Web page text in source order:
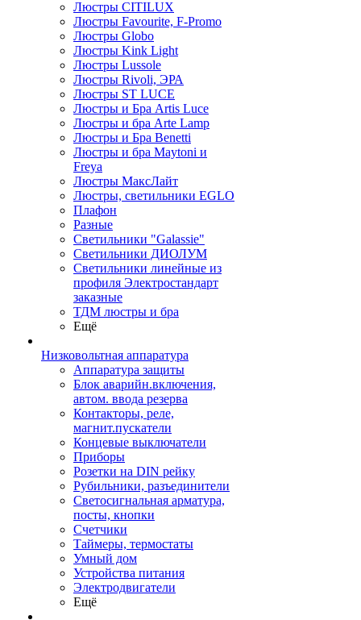
Люстры CITILUX
Люстры Favourite, F-Promo
Люстры Globo
Люстры Kink Light
Люстры Lussole
Люстры Rivoli, ЭРА
Люстры ST LUCE
Люстры и Бра Artis Luce
Люстры и бра Arte Lamp
Люстры и Бра Benetti
Люстры и бра Maytoni и
Freya
Люстры МаксЛайт
Люстры, светильники EGLO
Плафон
Разные
Светильники "Galassie"
Светильники ДИОЛУМ
Светильники линейные из
профиля Электростандарт
заказные
ТДМ люстры и бра
Ещё
Низковольтная аппаратура
Аппаратура защиты
Блок аварийн.включения,
автом. ввода резерва
Контакторы, реле,
магнит.пускатели
Концевые выключатели
Приборы
Розетки на DIN рейку
Рубильники, разъединители
Светосигнальная арматура,
посты, кнопки
Счетчики
Таймеры, термостаты
Умный дом
Устройства питания
Электродвигатели
Ещё